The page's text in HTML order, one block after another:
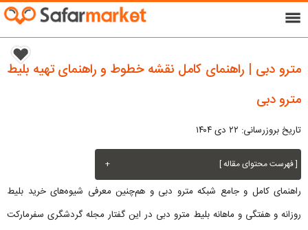
menu
مترو دبی | راهنمای کامل نقشه خطوط و راهنمای تهیه بلیط
مترو دبی
تاریخ بروزرسانی: ۲۲ دی ۱۴۰۴
[ فهرست محتوای مقاله ] +
راهنمای کامل و جامع شبکه مترو دبی و هم‌چنین معرفی شیوه‌های خرید بلیط
روزانه و هفتگی و ماهانه بلیط مترو دبی در این گفتار مجله گردشگری سفرمارکت